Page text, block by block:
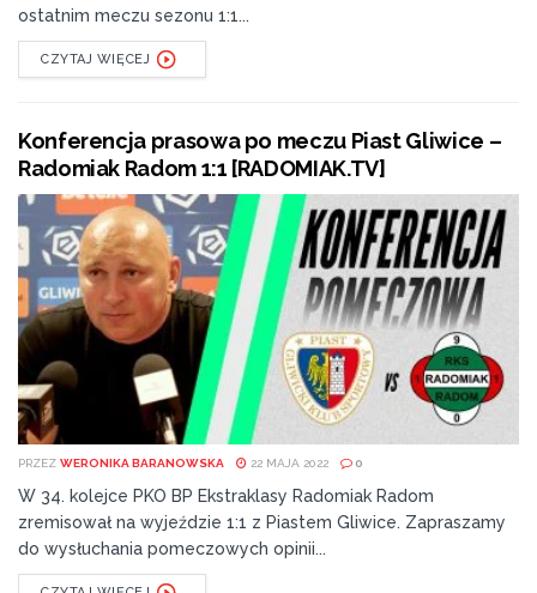
ostatnim meczu sezonu 1:1...
CZYTAJ WIĘCEJ
Konferencja prasowa po meczu Piast Gliwice –
Radomiak Radom 1:1 [RADOMIAK.TV]
PRZEZ WERONIKA BARANOWSKA 22 MAJA 2022 0
W 34. kolejce PKO BP Ekstraklasy Radomiak Radom
zremisował na wyjeździe 1:1 z Piastem Gliwice. Zapraszamy
do wysłuchania pomeczowych opinii...